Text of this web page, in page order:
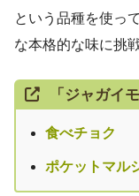
という品種を使っ
な本格的な味に挑
「ジャガイ
食べチョク
ポケットマル